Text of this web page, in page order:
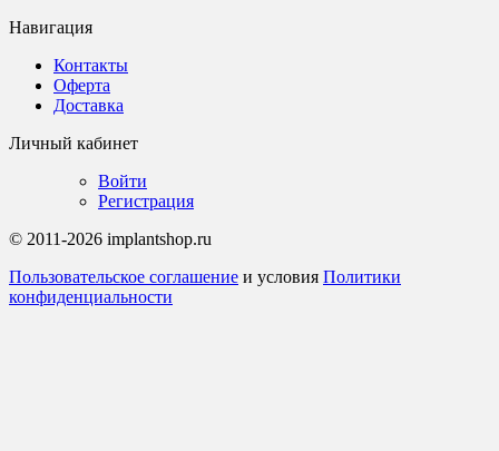
Навигация
Контакты
Оферта
Доставка
Личный кабинет
Войти
Регистрация
© 2011-2026 implantshop.ru
Пользовательское соглашение и условия Политики
конфиденциальности